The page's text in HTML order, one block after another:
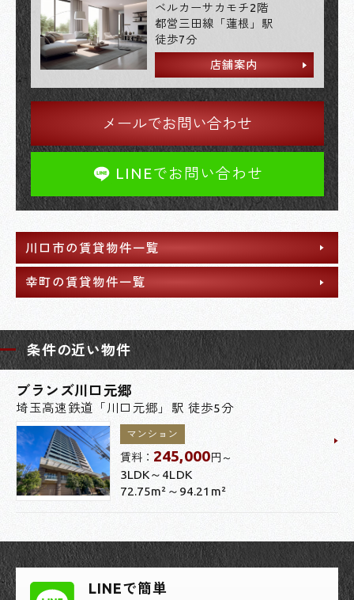
ベルカーサカモチ2階
都営三田線「蓮根」駅
徒歩7分
店舗案内
メールでお問い合わせ
LINEでお問い合わせ
川口市の賃貸物件一覧
幸町の賃貸物件一覧
条件の近い物件
ブランズ川口元郷
埼玉高速鉄道「川口元郷」駅 徒歩5分
マンション
賃料： 245,000円～
3LDK～4LDK
72.75m²～94.21m²
LINEで簡単